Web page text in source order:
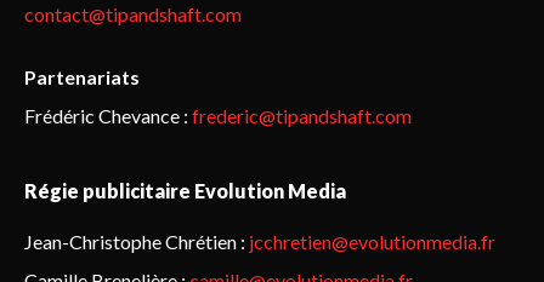
contact@tipandshaft.com
Partenariats
Frédéric Chevance : frederic@tipandshaft.com
Régie publicitaire Evolution Media
Jean-Christophe Chrétien : jcchretien@evolutionmedia.fr